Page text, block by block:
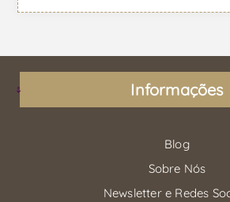
Informações
Blog
Sobre Nós
Newsletter e Redes